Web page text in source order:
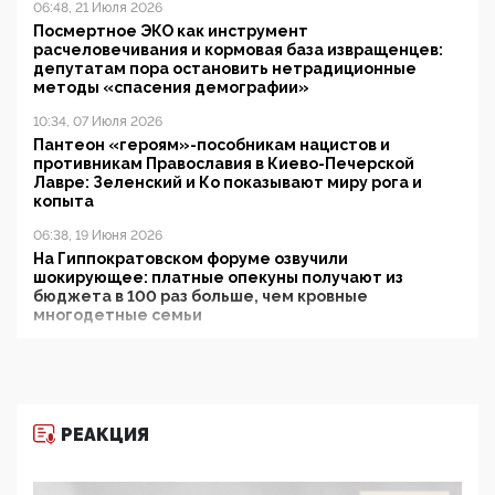
06:48, 21 Июля 2026
Посмертное ЭКО как инструмент
расчеловечивания и кормовая база извращенцев:
депутатам пора остановить нетрадиционные
методы «спасения демографии»
10:34, 07 Июля 2026
Пантеон «героям»-пособникам нацистов и
противникам Православия в Киево-Печерской
Лавре: Зеленский и Ко показывают миру рога и
копыта
06:38, 19 Июня 2026
На Гиппократовском форуме озвучили
шокирующее: платные опекуны получают из
бюджета в 100 раз больше, чем кровные
многодетные семьи
11:53, 09 Июня 2026
деятельность ИИТО ЮНЕСКО в России, но
РЕАКЦИЯ